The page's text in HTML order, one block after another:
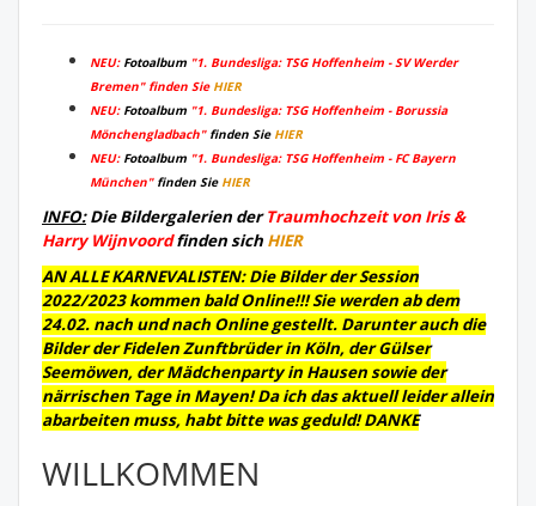
NEU: Fotoalbum "1. Bundesliga: TSG Hoffenheim - SV Werder
Bremen" finden Sie HIER
NEU: Fotoalbum "1. Bundesliga: TSG Hoffenheim - Borussia
Mönchengladbach" finden Sie HIER
NEU:Fotoalbum "1. Bundesliga: TSG Hoffenheim - FC Bayern
München"finden Sie HIER
INFO:Die Bildergalerien derTraumhochzeit von Iris &
Harry Wijnvoordfinden sich HIER
AN ALLE KARNEVALISTEN: Die Bilder der Session
2022/2023 kommen bald Online!!! Sie werden ab dem
24.02. nach und nach Online gestellt. Darunter auch die
Bilder der Fidelen Zunftbrüder in Köln, der Gülser
Seemöwen, der Mädchenparty in Hausen sowie der
närrischen Tage in Mayen! Da ich das aktuell leider allein
abarbeiten muss, habt bitte was geduld! DANKE
WILLKOMMEN